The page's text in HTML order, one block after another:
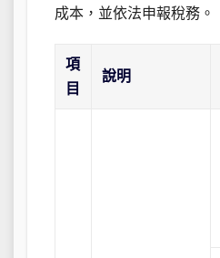
成本，並依法申報稅務。
項
目
說明